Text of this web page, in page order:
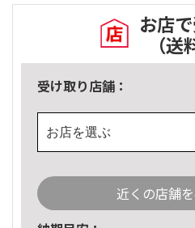
お店
（送
受け取り店舗：
お店を選ぶ
近くの店舗